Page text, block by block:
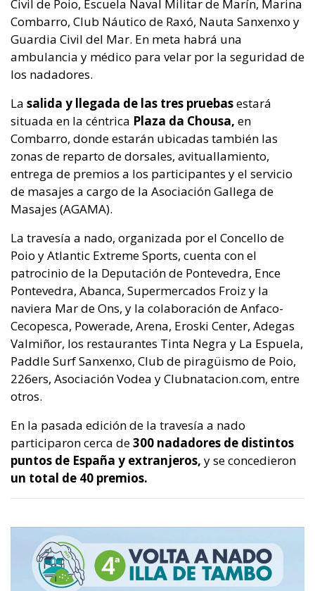
Civil de Poio, Escuela Naval Militar de Marín, Marina
Combarro, Club Náutico de Raxó, Nauta Sanxenxo y
Guardia Civil del Mar. En meta habrá una
ambulancia y médico para velar por la seguridad de
los nadadores.
La salida y llegada de las tres pruebasestará
situada en la céntrica Plaza da Chousa, en
Combarro, donde estarán ubicadas también las
zonas de reparto de dorsales, avituallamiento,
entrega de premios a los participantes y el servicio
de masajes a cargo de la Asociación Gallega de
Masajes (AGAMA).
La travesía a nado, organizada por el Concello de
Poio y Atlantic Extreme Sports, cuenta con el
patrocinio de la Deputación de Pontevedra, Ence
Pontevedra, Abanca, Supermercados Froiz y la
naviera Mar de Ons, y la colaboración de Anfaco-
Cecopesca, Powerade, Arena, Eroski Center, Adegas
Valmiñor, los restaurantes Tinta Negra y La Espuela,
Paddle Surf Sanxenxo, Club de piragüismo de Poio,
226ers, Asociación Vodea y Clubnatacion.com, entre
otros.
En la pasada edición de la travesía a nado
participaron cerca de300 nadadores de distintos
puntos de España y extranjeros, y se concedieron
un total de 40 premios.